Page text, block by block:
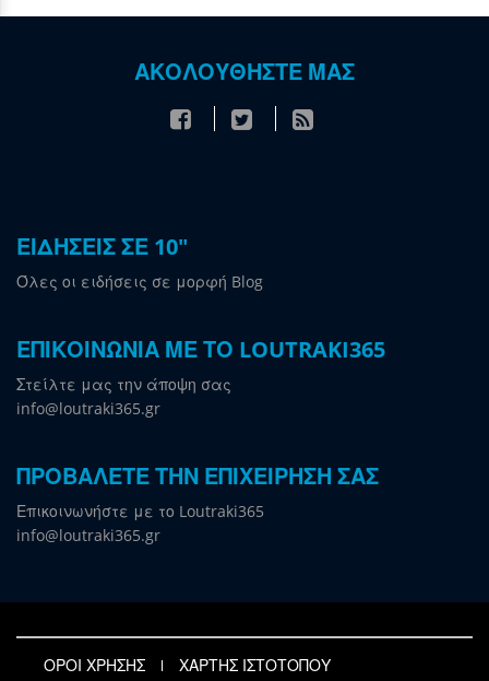
ΑΚΟΛΟΥΘΗΣΤΕ ΜΑΣ
ΕΙΔΗΣΕΙΣ ΣΕ 10"
Όλες οι ειδήσεις σε μορφή Blog
ΕΠΙΚΟΙΝΩΝΙΑ ΜΕ ΤΟ LOUTRAKI365
Στείλτε μας την άποψη σας
info@loutraki365.gr
ΠΡΟΒΑΛΕΤΕ ΤΗΝ ΕΠΙΧΕΙΡΗΣΗ ΣΑΣ
Επικοινωνήστε με το Loutraki365
info@loutraki365.gr
ΟΡΟΙ ΧΡΗΣΗΣ
ΧΑΡΤΗΣ ΙΣΤΟΤΟΠΟΥ